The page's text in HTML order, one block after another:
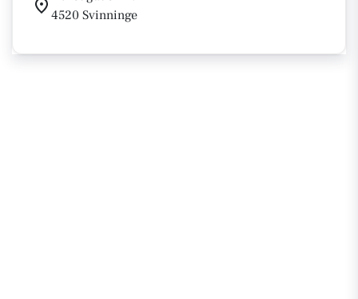
4520 Svinninge